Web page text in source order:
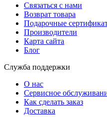
Связаться с нами
Возврат товара
Подарочные
Производители
Карта сайта
Блог
Служба поддержки
О нас
Сервисное
Как сделать заказ
Доставка